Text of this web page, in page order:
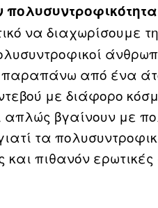
να διαχωρίσουμε
παραπάνω από ένα
με διάφορο
βγαίνουν με
τα
και πιθανόν